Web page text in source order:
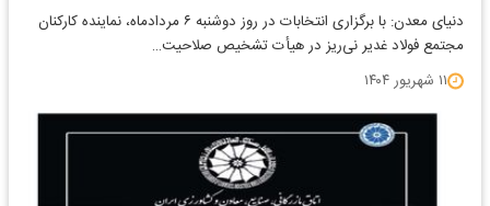
دنیای معدن: با برگزاری انتخابات در روز دوشنبه ۶ مردادماه، نماینده کارکنان
مجتمع فولاد غدیر نی‌ریز در هیأت تشخیص صلاحیت…
۱۱ شهریور ۱۴۰۴